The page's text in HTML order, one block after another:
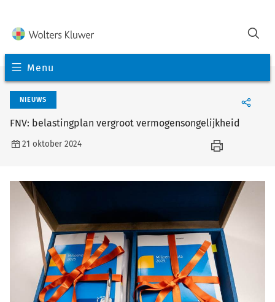
Menu
NIEUWS
FNV: belastingplan vergroot vermogensongelijkheid
21 oktober 2024